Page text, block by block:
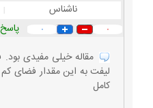
ناشناس |
۰ ۰
پاسخ
مقاله خیلی مفیدی
لیفت به این مقدار فضای کم
کامل